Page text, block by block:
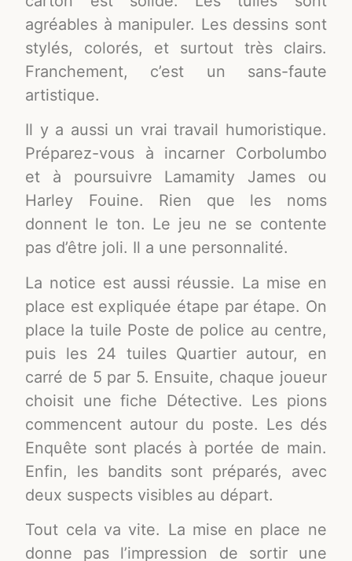
agréables à manipuler. Les dessins sont
stylés, colorés, et surtout très clairs.
Franchement, c’est un sans-faute
artistique.
Il y a aussi un vrai travail humoristique.
Préparez-vous à incarner Corbolumbo
et à poursuivre Lamamity James ou
Harley Fouine. Rien que les noms
donnent le ton. Le jeu ne se contente
pas d’être joli. Il a une personnalité.
La notice est aussi réussie. La mise en
place est expliquée étape par étape. On
place la tuile Poste de police au centre,
puis les 24 tuiles Quartier autour, en
carré de 5 par 5. Ensuite, chaque joueur
choisit une fiche Détective. Les pions
commencent autour du poste. Les dés
Enquête sont placés à portée de main.
Enfin, les bandits sont préparés, avec
deux suspects visibles au départ.
Tout cela va vite. La mise en place ne
donne pas l’impression de sortir une